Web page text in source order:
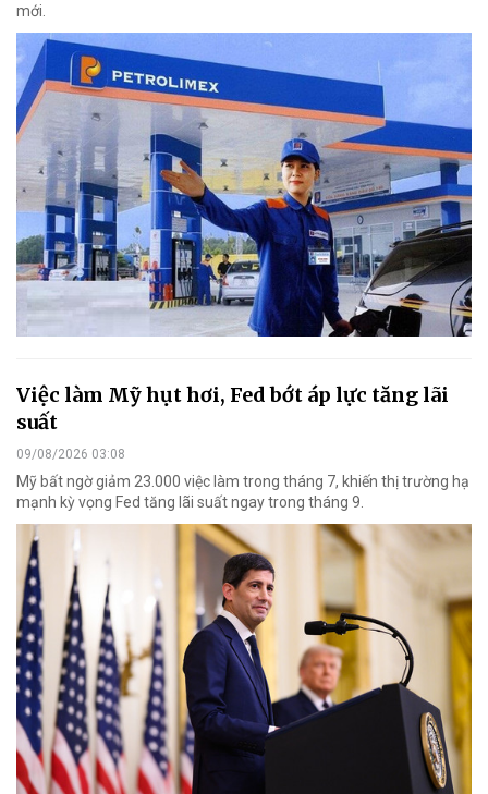
mới.
Việc làm Mỹ hụt hơi, Fed bớt áp lực tăng lãi
suất
09/08/2026 03:08
Mỹ bất ngờ giảm 23.000 việc làm trong tháng 7, khiến thị trường hạ
mạnh kỳ vọng Fed tăng lãi suất ngay trong tháng 9.